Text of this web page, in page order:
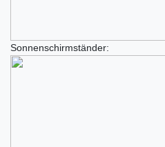
Sonnenschirmständer: